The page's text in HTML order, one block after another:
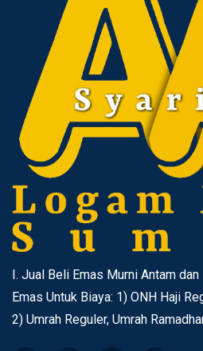
I. Jual Beli Emas Murni Antam
Emas Untuk Biaya: 1) ONH Haji
2) Umrah Reguler, Umrah